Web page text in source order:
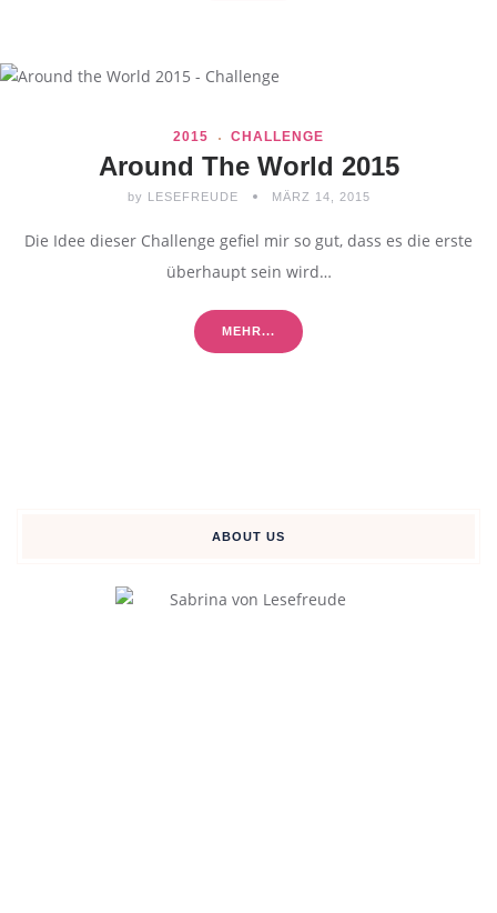
2015 CHALLENGE
Around The World 2015
by LESEFREUDE MÄRZ 14, 2015
Die Idee dieser Challenge gefiel mir so gut, dass es die erste
überhaupt sein wird…
MEHR...
ABOUT US